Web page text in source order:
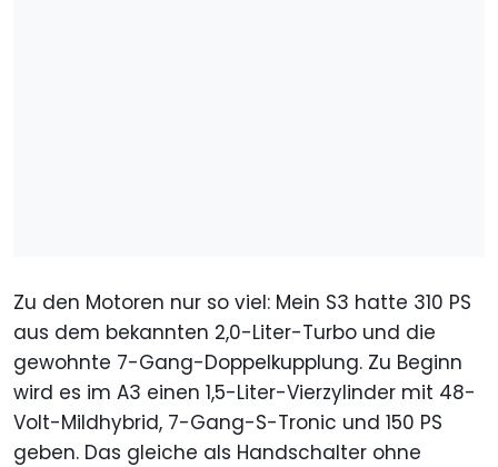
Zu den Motoren nur so viel: Mein S3 hatte 310 PS
aus dem bekannten 2,0-Liter-Turbo und die
gewohnte 7-Gang-Doppelkupplung. Zu Beginn
wird es im A3 einen 1,5-Liter-Vierzylinder mit 48-
Volt-Mildhybrid, 7-Gang-S-Tronic und 150 PS
geben. Das gleiche als Handschalter ohne